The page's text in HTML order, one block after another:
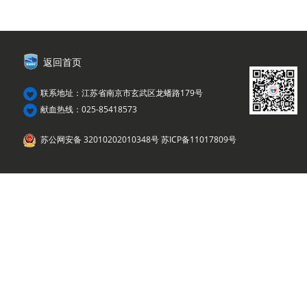
返回首页
联系地址：江苏省南京市玄武区龙蟠路179号
献血热线：025-85418573
苏公网安备 32010202010348号 苏ICP备11017809号